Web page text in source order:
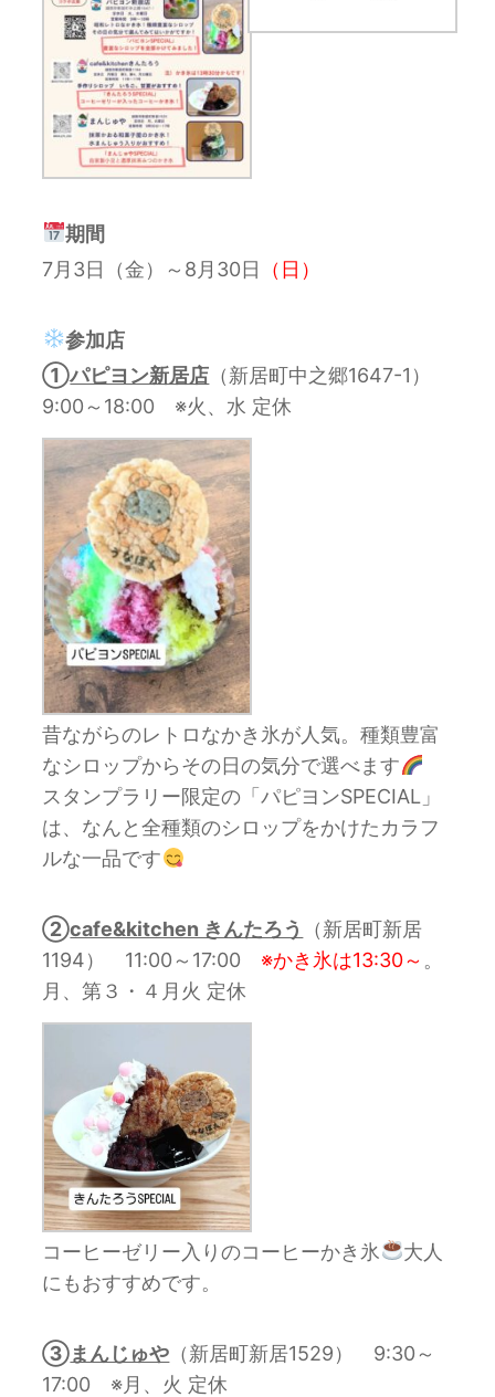
期間
7月3日（金）～8月30日
（日）
参加店
①パピヨン新居店 （新居町中之郷1647-1）
9:00～18:00 ※火、水 定休
昔ながらのレトロなかき氷が人気。種類豊富
なシロップからその日の気分で選べます
スタンプラリー限定の「パピヨンSPECIAL」
は、なんと全種類のシロップをかけたカラフ
ルな一品です
②cafe&kitchen きんたろう
（新居町新居
1194） 11:00～17:00 ※かき氷は13:30～ 。
月、第３・４月火 定休
コーヒーゼリー入りのコーヒーかき氷
大人
にもおすすめです。
③まんじゅや （新居町新居1529） 9:30～
17:00 ※月、火 定休